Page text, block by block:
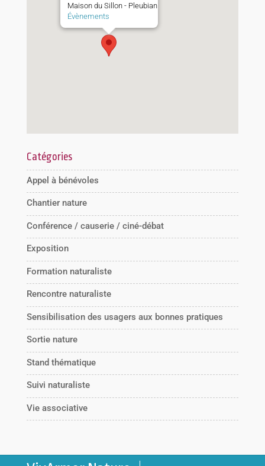
Maison du Sillon - Pleubian
Évènements
Catégories
Appel à bénévoles
Chantier nature
Conférence / causerie / ciné-débat
Exposition
Formation naturaliste
Rencontre naturaliste
Sensibilisation des usagers aux bonnes pratiques
Sortie nature
Stand thématique
Suivi naturaliste
Vie associative